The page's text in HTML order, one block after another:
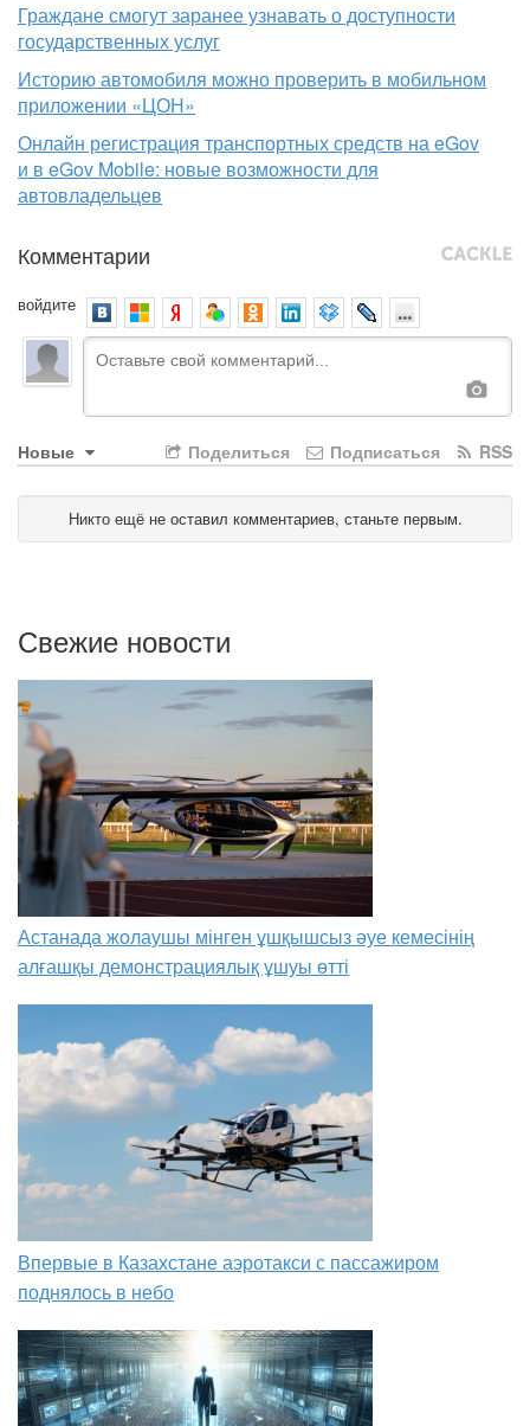
Граждане смогут заранее узнавать о доступности
государственных услуг
Историю автомобиля можно проверить в мобильном
приложении «ЦОН»
Онлайн регистрация транспортных средств на eGov
и в eGov Mobile: новые возможности для
автовладельцев
Комментарии
войдите
Новые RSS
Подписаться
Поделиться
Никто ещё не оставил комментариев, станьте первым.
Свежие новости
Астанада жолаушы мінген ұшқышсыз әуе кемесінің
алғашқы демонстрациялық ұшуы өтті
Впервые в Казахстане аэротакси с пассажиром
поднялось в небо